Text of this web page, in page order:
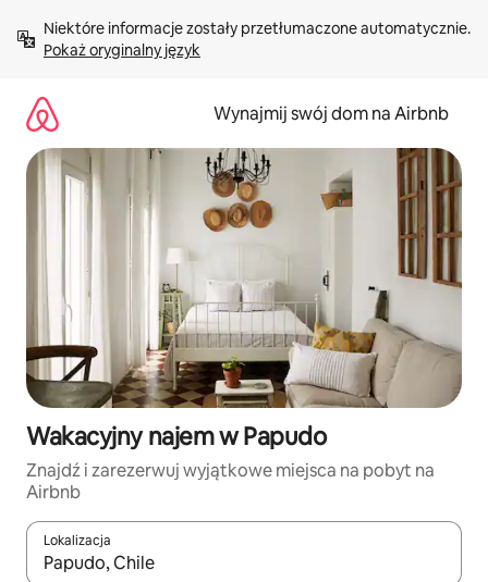
treści Pokaż oryginalny język
Wynajmij swój dom na Airbnb
Wakacyjny najem w Papudo
Znajdź i zarezerwuj wyjątkowe miejsca na pobyt na
Airbnb
Lokalizacja
Gdy wyniki będą dostępne, możesz poruszać się po nich za